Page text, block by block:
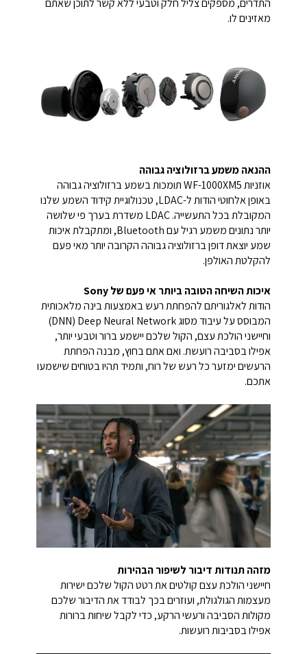
התדרים, מספקים צליל חלק וטבעי ללא קשר לתוכן שאתם
מאזינים לו.
ההנאה משמע ברזולוציה גבוהה
אוזניות WF-1000XM5 תומכות בשמע ברזולוציה גבוהה
באופן אלחוטי הודות ל-LDAC, טכנולוגיית קידוד השמע שלנו
המקובלת בכל התעשייה. LDAC משדרת בערך פי שלושה
יותר נתונים משמע רגיל עם Bluetooth‎, ומתקבלת איכות
שמע יוצאת דופן ברזולוציה גבוהה הקרובה יותר מאי פעם
להקלטת האולפן.
איכות השיחה הטובה ביותר אי פעם של Sony
הודות לאלגוריתם להפחתת רעש באמצעות בינה מלאכותית
המבוסס על עיבוד מסוג Deep Neural Network‏ (DNN)
וחיישני הולכת עצם, הקול שלכם יישמע ברור וטבעי יותר,
אפילו בסביבה רועשת. ואם אתם בחוץ, מבנה הפחתת
הרעשים ימזער כל רעש של רוח, ותמיד תהיו בטוחים שישמעו
אתכם.
מזהה תנודות דיבור לשיפור הבהירות
חיישני הולכת עצם קולטים את רטט הקול שלכם ישירות
מעצמות הגולגולת, ועוזרים בכך לבודד את הדיבור שלכם
מקולות הסביבה ורעשי הרקע, כדי לקבל שיחות ברורות
אפילו בסביבות רועשות.